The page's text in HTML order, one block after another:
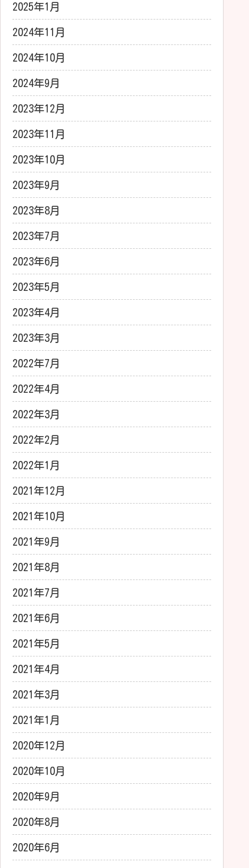
2025年1月
2024年11月
2024年10月
2024年9月
2023年12月
2023年11月
2023年10月
2023年9月
2023年8月
2023年7月
2023年6月
2023年5月
2023年4月
2023年3月
2022年7月
2022年4月
2022年3月
2022年2月
2022年1月
2021年12月
2021年10月
2021年9月
2021年8月
2021年7月
2021年6月
2021年5月
2021年4月
2021年3月
2021年1月
2020年12月
2020年10月
2020年9月
2020年8月
2020年6月